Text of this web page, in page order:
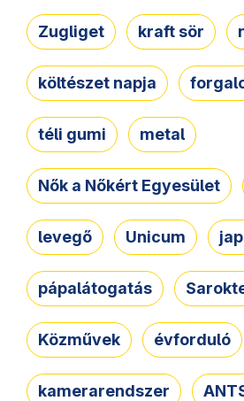
Zugliget kraft sör
költészet napja
téli gumi metal
Nők a Nőkért Egyesület
levegő Unicum
pápalátogatás
Közművek évforduló
kamerarendszer